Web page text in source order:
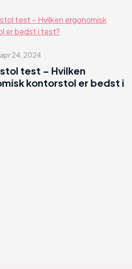
apr 24, 2024
test – Hvilken
kontorstol er bedst i